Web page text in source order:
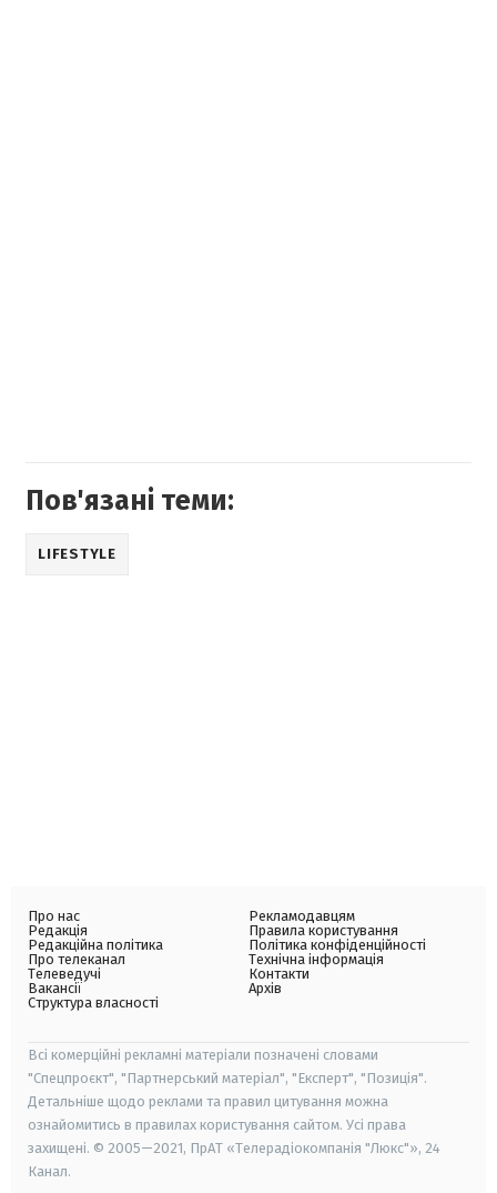
Пов'язані теми:
LIFESTYLE
Про нас
Редакція
Редакційна політика
Про телеканал
Телеведучі
Вакансії
Структура власності
Рекламодавцям
Правила користування
Політика конфіденційності
Технічна інформація
Контакти
Архів
Всі комерційні рекламні матеріали позначені словами
"Спецпроєкт", "Партнерський матеріал", "Експерт", "Позиція".
Детальніше щодо реклами та правил цитування можна
ознайомитись в правилах користування сайтом. Усі права
захищені. © 2005—2021, ПрАТ «Телерадіокомпанія "Люкс"», 24
Канал.